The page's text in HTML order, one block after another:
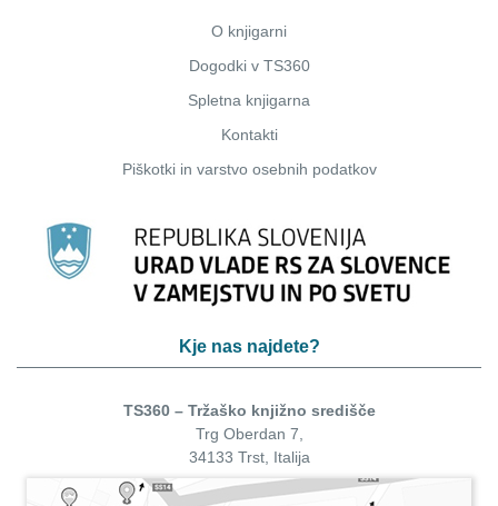
O knjigarni
Dogodki v TS360
Spletna knjigarna
Kontakti
Piškotkiin varstvo osebnih podatkov
Kje nas najdete?
TS360 – Tržaško knjižno središče
Trg Oberdan 7,
34133 Trst, Italija